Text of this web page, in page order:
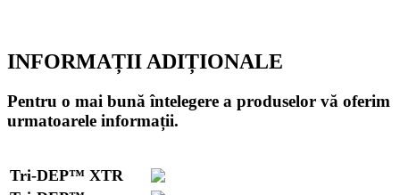
INFORMAȚII ADIȚIONALE
Pentru o mai bună întelegere a produselor vă oferim
urmatoarele informații.
Tri-DEP™ XTR